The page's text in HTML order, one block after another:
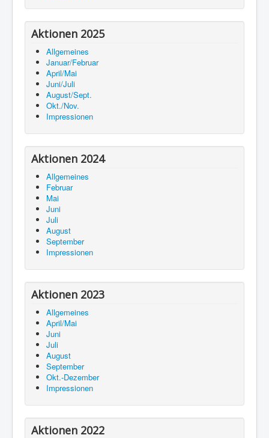
Aktionen 2025
Allgemeines
Januar/Februar
April/Mai
Juni/Juli
August/Sept.
Okt./Nov.
Impressionen
Aktionen 2024
Allgemeines
Februar
Mai
Juni
Juli
August
September
Impressionen
Aktionen 2023
Allgemeines
April/Mai
Juni
Juli
August
September
Okt.-Dezember
Impressionen
Aktionen 2022